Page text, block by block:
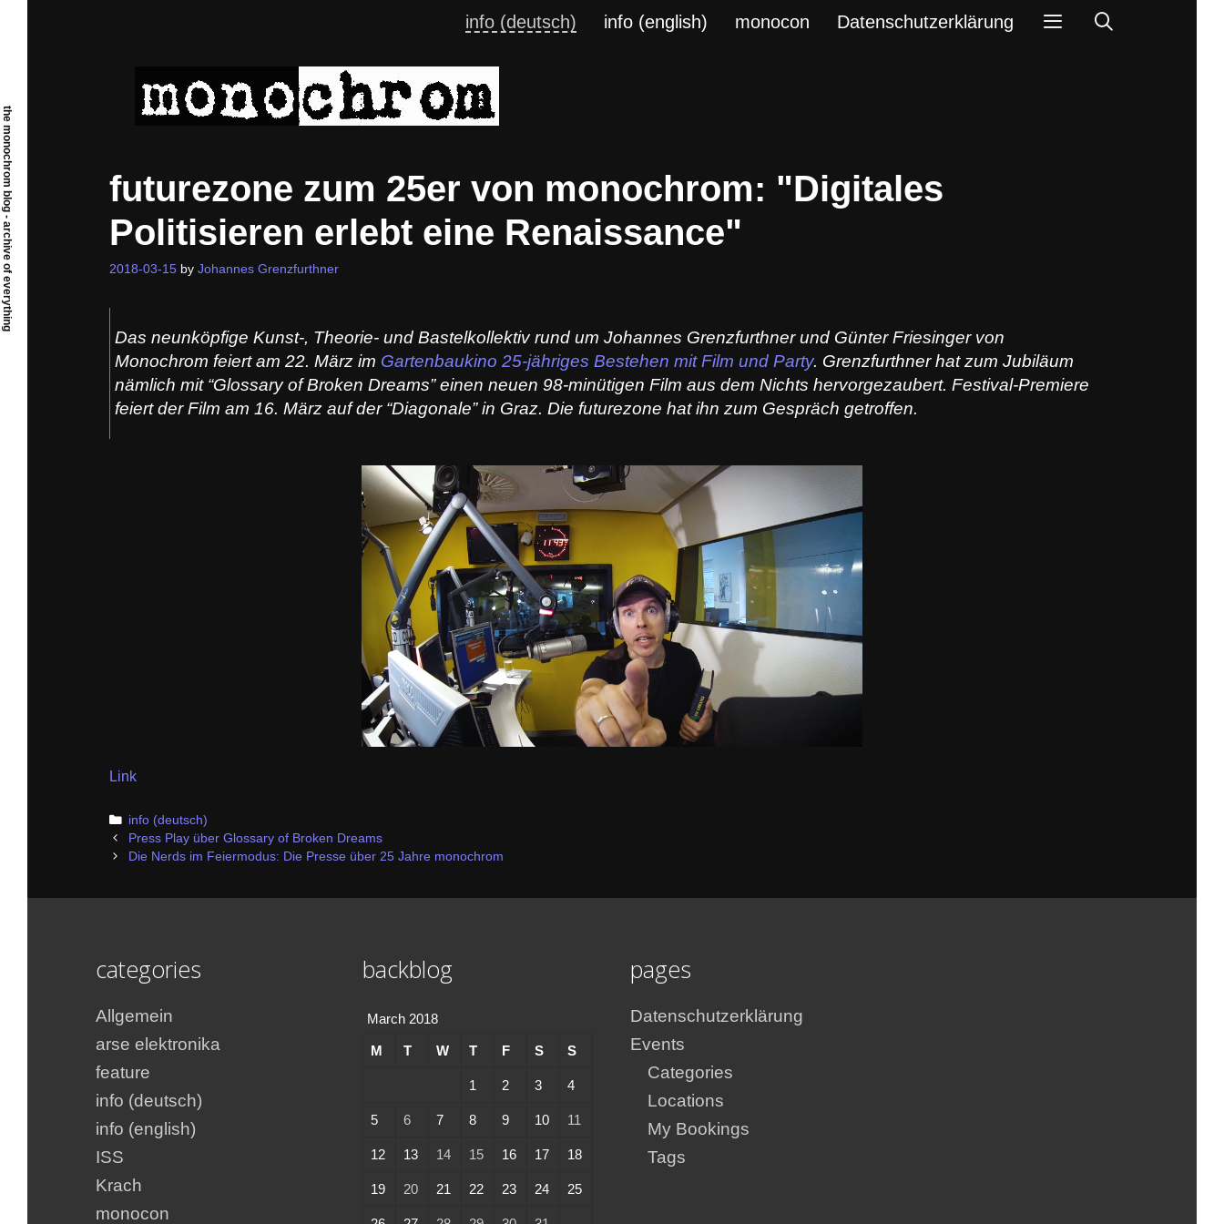
info (deutsch) info (english) monocon Datenschutzerklärung
futurezone zum 25er von monochrom: "Digitales
Politisieren erlebt eine Renaissance"
2018-03-15 by Johannes Grenzfurthner
Das neunköpfige Kunst-, Theorie- und Bastelkollektivrund um Johannes Grenzfurthnerund Günter Friesingervon
Monochrom feiert am 22. März im Gartenbaukino 25-jähriges Bestehen mit Film und Party. Grenzfurthnerhat zum Jubiläum
nämlich mit “Glossary of Broken Dreams” einen neuen 98-minütigen Film aus dem Nichts hervorgezaubert. Festival-Premiere
feiert der Film am 16. März auf der “Diagonale” in Graz. Die futurezone hat ihn zum Gespräch getroffen.
Link
Categories
info (deutsch)
Post
navigation
Press Play über Glossary of Broken Dreams
Die Nerds im Feiermodus: Die Presse über 25 Jahre monochrom
categories
Allgemein
arse elektronika
feature
info (deutsch)
info (english)
ISS
Krach
monocon
backblog
March 2018
M T W T F S S
1 2 3 4
5 6 7 8 9 10 11
12 13 14 15 16 17 18
19 20 21 22 23 24 25
pages
Datenschutzerklärung
Events
Categories
Locations
My Bookings
Tags
the monochrom blog - archive of everything